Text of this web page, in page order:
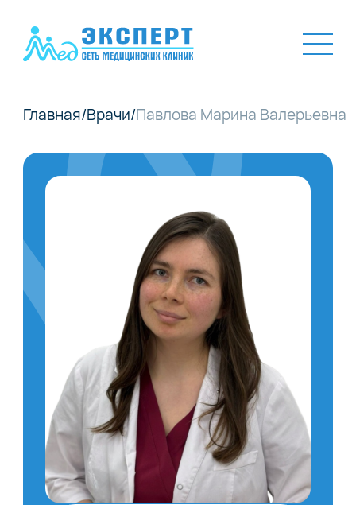
Главная/Врачи/Павлова Марина Валерьевна